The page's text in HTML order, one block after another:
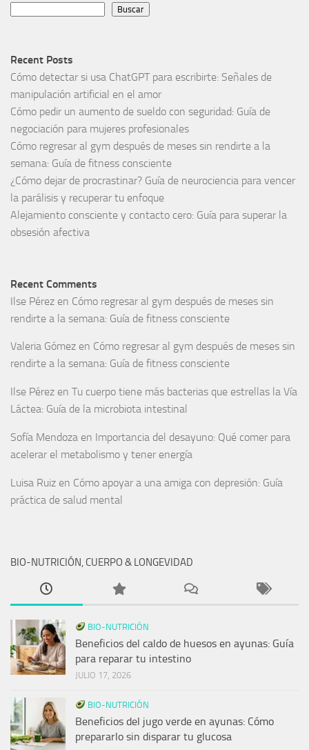
Buscar
Recent Posts
Cómo detectar si usa ChatGPT para escribirte: Señales de
manipulación artificial en el amor
Cómo pedir un aumento de sueldo con seguridad: Guía de
negociación para mujeres profesionales
Cómo regresar al gym después de meses sin rendirte a la
semana: Guía de fitness consciente
¿Cómo dejar de procrastinar? Guía de neurociencia para vencer
la parálisis y recuperar tu enfoque
Alejamiento consciente y contacto cero: Guía para superar la
obsesión afectiva
Recent Comments
Ilse Pérez en Cómo regresar al gym después de meses sin
rendirte a la semana: Guía de fitness consciente
Valeria Gómez en Cómo regresar al gym después de meses sin
rendirte a la semana: Guía de fitness consciente
Ilse Pérez en Tu cuerpo tiene más bacterias que estrellas la Vía
Láctea: Guía de la microbiota intestinal
Sofía Mendoza en Importancia del desayuno: Qué comer para
acelerar el metabolismo y tener energía
Luisa Ruiz en Cómo apoyar a una amiga con depresión: Guía
práctica de salud mental
BIO-NUTRICIÓN, CUERPO & LONGEVIDAD
BIO-NUTRICIÓN
Beneficios del caldo de huesos en ayunas: Guía
para reparar tu intestino
JULIO 17, 2026
BIO-NUTRICIÓN
Beneficios del jugo verde en ayunas: Cómo
prepararlo sin disparar tu glucosa